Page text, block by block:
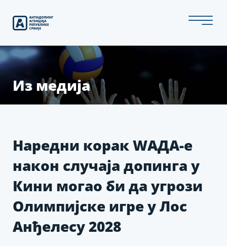
Из медија
Наредни корак WАДА-е
након случаја допинга у
Кини могао би да угрози
Олимпијске игре у Лос
Анђелесу 2028